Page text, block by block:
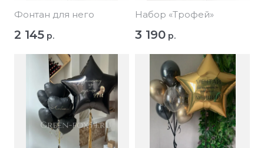
Фонтан для него
2 145 р.
Набор «Трофей»
3 190 р.